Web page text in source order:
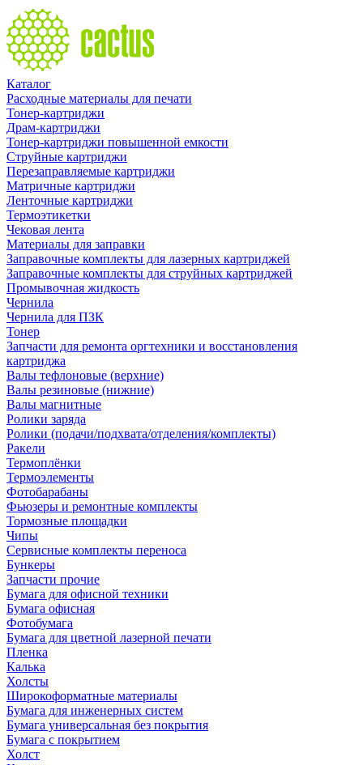
Каталог
Расходные материалы для печати
Тонер-картриджи
Драм-картриджи
Тонер-картриджи повышенной емкости
Струйные картриджи
Перезаправляемые картриджи
Матричные картриджи
Ленточные картриджи
Термоэтикетки
Чековая лента
Материалы для заправки
Заправочные комплекты для лазерных картриджей
Заправочные комплекты для струйных картриджей
Промывочная жидкость
Чернила
Чернила для ПЗК
Тонер
Запчасти для ремонта оргтехники и восстановления
картриджа
Валы тефлоновые (верхние)
Валы резиновые (нижние)
Валы магнитные
Ролики заряда
Ролики (подачи/подхвата/отделения/комплекты)
Ракели
Термоплёнки
Термоэлементы
Фотобарабаны
Фьюзеры и ремонтные комплекты
Тормозные площадки
Чипы
Сервисные комплекты переноса
Бункеры
Запчасти прочие
Бумага для офисной техники
Бумага офисная
Фотобумага
Бумага для цветной лазерной печати
Пленка
Калька
Холсты
Широкоформатные материалы
Бумага для инженерных систем
Бумага универсальная без покрытия
Бумага с покрытием
Холст